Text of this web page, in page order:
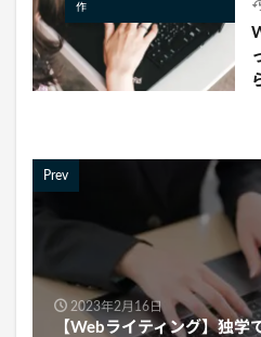
作
Prev
2023年2月16日
【Webライティング】独学